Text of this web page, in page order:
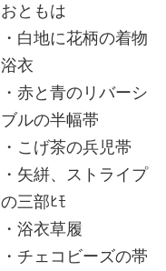
おともは
・白地に花柄の着物
浴衣
・赤と青のリバーシ
ブルの半幅帯
・こげ茶の兵児帯
・矢絣、ストライプ
の三部ﾋﾓ
・浴衣草履
・チェコビーズの帯